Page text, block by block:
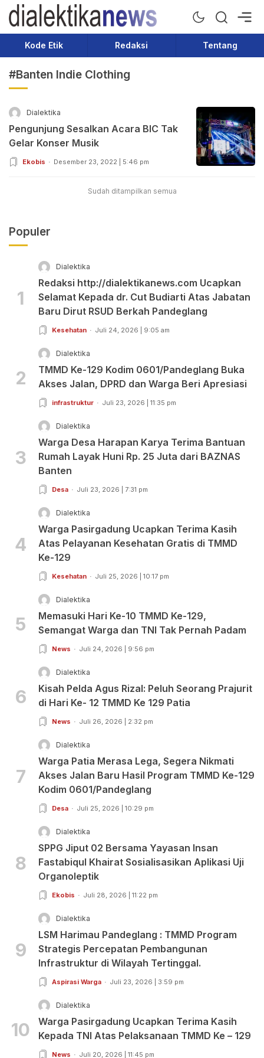
Dialektika News
Terkini dan Populer
Kode Etik Redaksi Tentang
#Banten Indie Clothing
Dialektika
Pengunjung Sesalkan Acara BIC Tak
Gelar Konser Musik
Ekobis Desember 23, 2022 | 5:46 pm
Sudah ditampilkan semua
Populer
1
Dialektika
Redaksi http://dialektikanews.com Ucapkan
Selamat Kepada dr. Cut Budiarti Atas Jabatan
Baru Dirut RSUD Berkah Pandeglang
Kesehatan Juli 24, 2026 | 9:05 am
2
Dialektika
TMMD Ke-129 Kodim 0601/Pandeglang Buka
Akses Jalan, DPRD dan Warga Beri Apresiasi
infrastruktur Juli 23, 2026 | 11:35 pm
3
Dialektika
Warga Desa Harapan Karya Terima Bantuan
Rumah Layak Huni Rp. 25 Juta dari BAZNAS
Banten
Desa Juli 23, 2026 | 7:31 pm
4
Dialektika
Warga Pasirgadung Ucapkan Terima Kasih
Atas Pelayanan Kesehatan Gratis di TMMD
Ke-129
Kesehatan Juli 25, 2026 | 10:17 pm
5
Dialektika
Memasuki Hari Ke-10 TMMD Ke-129,
Semangat Warga dan TNI Tak Pernah Padam
News Juli 24, 2026 | 9:56 pm
6
Dialektika
Kisah Pelda Agus Rizal: Peluh Seorang Prajurit
di Hari Ke- 12 TMMD Ke 129 Patia
News Juli 26, 2026 | 2:32 pm
7
Dialektika
Warga Patia Merasa Lega, Segera Nikmati
Akses Jalan Baru Hasil Program TMMD Ke-129
Kodim 0601/Pandeglang
Desa Juli 25, 2026 | 10:29 pm
8
Dialektika
SPPG Jiput 02 Bersama Yayasan Insan
Fastabiqul Khairat Sosialisasikan Aplikasi Uji
Organoleptik
Ekobis Juli 28, 2026 | 11:22 pm
9
Dialektika
LSM Harimau Pandeglang : TMMD Program
Strategis Percepatan Pembangunan
Infrastruktur di Wilayah Tertinggal.
Aspirasi Warga Juli 23, 2026 | 3:59 pm
10
Dialektika
Warga Pasirgadung Ucapkan Terima Kasih
Kepada TNI Atas Pelaksanaan TMMD Ke – 129
News Juli 20, 2026 | 11:45 pm